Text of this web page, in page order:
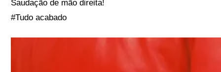
Saudação de mão direita!
#Tudo acabado